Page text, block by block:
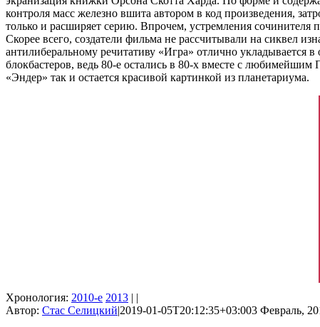
контроля масс железно вшита автором в код произведения,
только и расширяет серию. Впрочем, устремления
Скорее всего, создатели фильма не рассчитывали на сиквел
антилиберальному речитативу «Игра» отлично
блокбастеров, ведь 80-е остались в 80-х вместе с
«Эндер» так и остается красивой картинкой из планетариума.
Хронология: 2010-е 2013 | |
Автор: Стас Селицкий|2019-01-05T20:12:35+03:003 Февраль,